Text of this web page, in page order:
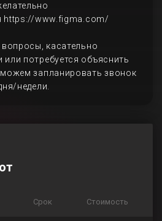
https://www.figma.com/
касательно
или потребуется объяснить
запланировать звонок
недели.
Срок Стоимость